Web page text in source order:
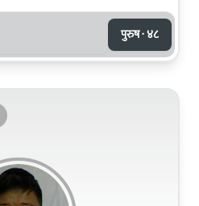
पुरुष · ४८